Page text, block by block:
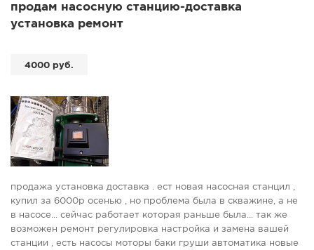
продам насосную станцию-доставка
установка ремонт
4000 руб.
продажа установка доставка . ест новая насосная станцил ,
купил за 6000р осенью , но проблема была в скважине, а не
в насосе... сейчас работает которая раньше была... так же
возможен ремонт регулировка настройка и замена вашей
станции , есть насосы моторы баки груши автоматика новые